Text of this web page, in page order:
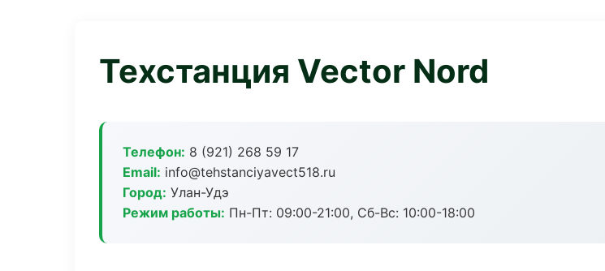
Техстанция Vector Nord
Телефон: 8 (921) 268 59 17
Email: info@tehstanciyavect518.ru
Город: Улан-Удэ
Режим работы: Пн-Пт: 09:00-21:00, Сб-Вс: 10:00-18:00